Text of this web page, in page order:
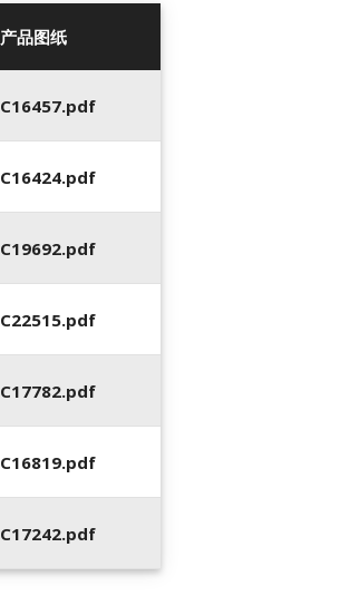
产品图纸
C16457.pdf
C16424.pdf
C19692.pdf
C22515.pdf
C17782.pdf
C16819.pdf
C17242.pdf